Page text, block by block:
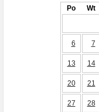
Po Wt
6 7
13 14
20 21
27 28